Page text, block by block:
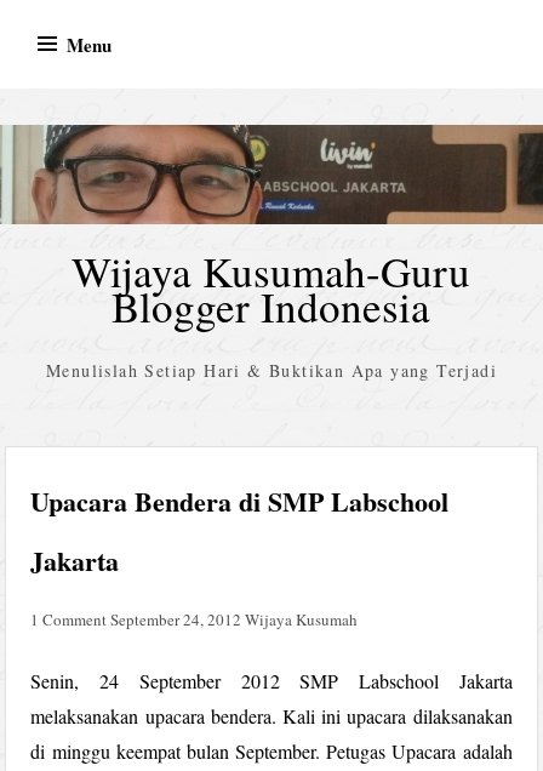
Menu
Wijaya Kusumah-Guru
Blogger Indonesia
Menulislah Setiap Hari & Buktikan Apa yang Terjadi
Upacara Bendera di SMP Labschool
Jakarta
1 Comment September 24, 2012 Wijaya Kusumah
Senin, 24 September 2012 SMP Labschool Jakarta
melaksanakan upacara bendera. Kali ini upacara dilaksanakan
di minggu keempat bulan September. Petugas Upacara adalah